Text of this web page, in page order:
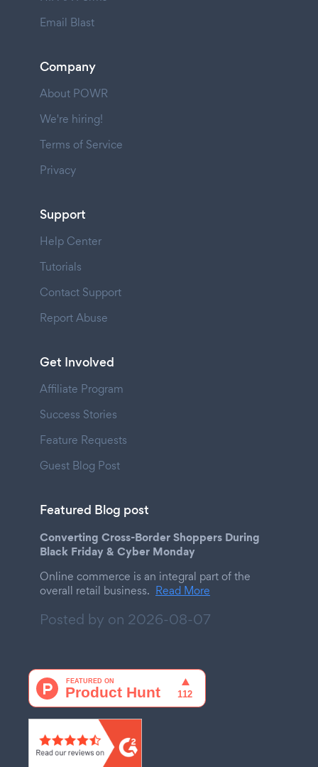
Email Blast
Company
About POWR
We're hiring!
Terms of Service
Privacy
Support
Help Center
Tutorials
Contact Support
Report Abuse
Get Involved
Affiliate Program
Success Stories
Feature Requests
Guest Blog Post
Featured Blog post
Converting Cross-Border Shoppers During
Black Friday & Cyber Monday
Online commerce is an integral part of the
overall retail business. Read More
Posted by on 2026-08-07